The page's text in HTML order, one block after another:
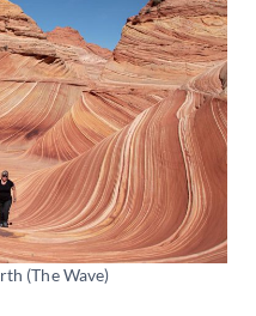
(The Wave)